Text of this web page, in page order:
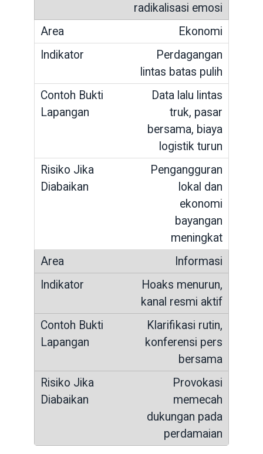
radikalisasi emosi
Ekonomi
Perdagangan
lintas batas pulih
Data lalu lintas
truk, pasar
bersama, biaya
logistik turun
Pengangguran
lokal dan
ekonomi
bayangan
meningkat
Informasi
Hoaks menurun,
kanal resmi aktif
Klarifikasi rutin,
konferensi pers
bersama
Provokasi
memecah
dukungan pada
perdamaian